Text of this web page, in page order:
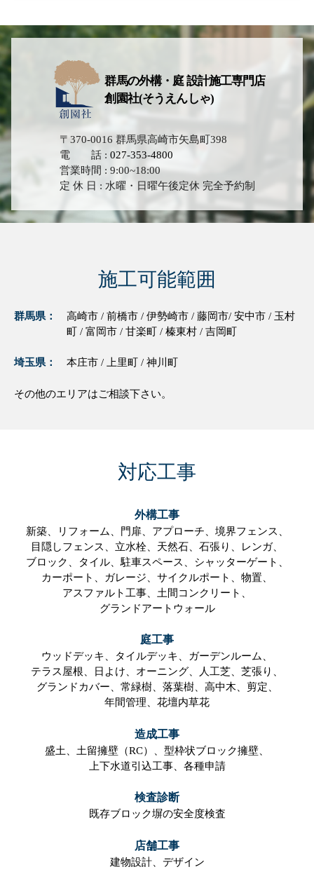
群馬の外構・庭 設計施工専門店
創園社(そうえんしゃ)
〒370-0016 群馬県高崎市矢島町398
電 話 : 027-353-4800
営業時間 : 9:00~18:00
定 休 日 : 水曜・日曜午後定休 完全予約制
施工可能範囲
群馬県：
高崎市 / 前橋市 / 伊勢崎市 / 藤岡市/ 安中市 / 玉村
町 / 富岡市 / 甘楽町 / 榛東村 / 吉岡町
埼玉県： 本庄市 / 上里町 / 神川町
その他のエリアはご相談下さい。
対応工事
外構工事
新築、 リフォーム、 門扉、 アプローチ、 境界フェンス、
目隠しフェンス、 立水栓、 天然石、 石張り、
レンガ、
ブロック、
タイル、 駐車スペース、 シャッターゲート、
カーポート、
ガレージ、 サイクルポート、 物置、
アスファルト工事、 土間コンクリート、
グランドアートウォール
庭工事
ウッドデッキ、 タイルデッキ、
ガーデンルーム、
テラス屋根、
日よけ、 オーニング、 人工芝、 芝張り、
グランドカバー、 常緑樹、 落葉樹、 高中木、 剪定、
年間管理、 花壇内草花
造成工事
盛土、 土留擁壁（RC）、 型枠状ブロック擁壁、
上下水道引込工事、 各種申請
検査診断
既存ブロック塀の安全度検査
店舗工事
建物設計、 デザイン